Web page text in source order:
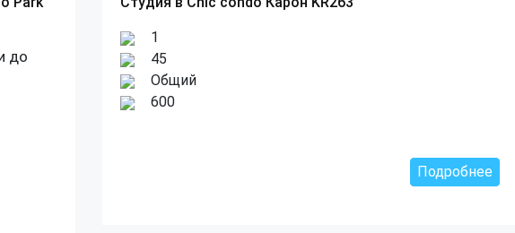
до
1
45
Общий
600
Подробнее